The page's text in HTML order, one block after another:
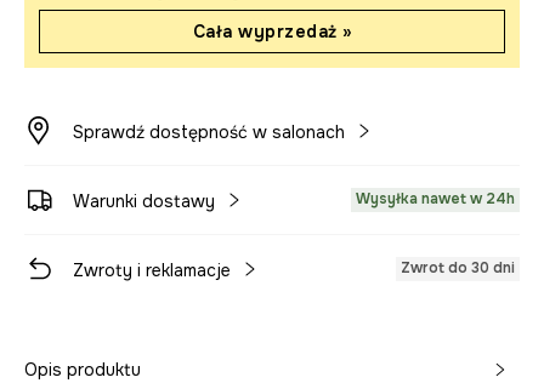
Cała wyprzedaż »
Sprawdź dostępność w salonach
Warunki dostawy Wysyłka nawet w 24h
Zwroty i reklamacje Zwrot do 30 dni
Opis produktu